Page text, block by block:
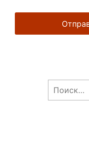
Найти: